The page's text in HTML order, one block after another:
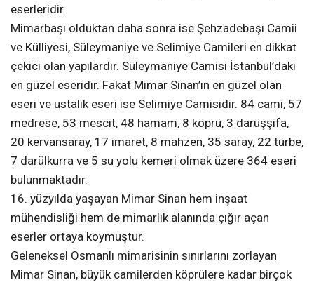
eserleridir.
Mimarbaşı olduktan daha sonra ise Şehzadebaşı Camii
ve Külliyesi, Süleymaniye ve Selimiye Camileri en dikkat
çekici olan yapılardır. Süleymaniye Camisi İstanbul’daki
en güzel eseridir. Fakat Mimar Sinan’ın en güzel olan
eseri ve ustalık eseri ise Selimiye Camisidir. 84 cami, 57
medrese, 53 mescit, 48 hamam, 8 köprü, 3 darüşşifa,
20 kervansaray, 17 imaret, 8 mahzen, 35 saray, 22 türbe,
7 darülkurra ve 5 su yolu kemeri olmak üzere 364 eseri
bulunmaktadır.
16. yüzyılda yaşayan Mimar Sinan hem inşaat
mühendisliği hem de mimarlık alanında çığır açan
eserler ortaya koymuştur.
Geleneksel Osmanlı mimarisinin sınırlarını zorlayan
Mimar Sinan, büyük camilerden köprülere kadar birçok